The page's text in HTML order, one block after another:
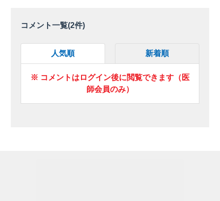
コメント一覧(2件)
人気順 新着順
※ コメントはログイン後に閲覧できます（医
師会員のみ）